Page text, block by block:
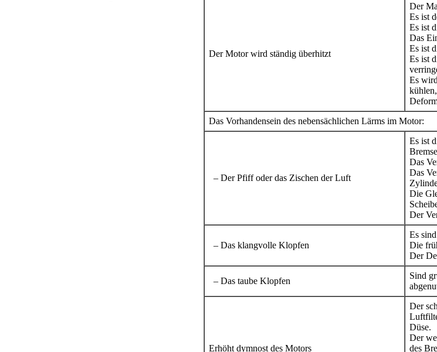
Der Motor wird ständig überhitzt
Der
Es ist
Es ist
Das
Es ist
Es ist
Es
Das Vorhandensein des nebensächlichen Lärms im Motor:
– Der Pfiff oder das Zischen der Luft
Es ist
Das
Das
Die
Der
– Das klangvolle Klopfen
Es
Die
Der
– Das taube Klopfen
Sind
Erhöht dymnost des Motors
Der
Düse.
Der
des